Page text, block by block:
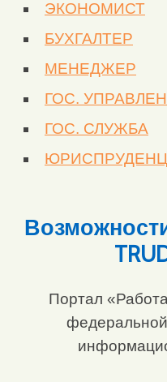
ЭКОНОМИСТ
БУХГАЛТЕР
МЕНЕДЖЕР
ГОС.
ГОС. СЛУЖБА
Портал
федеральной